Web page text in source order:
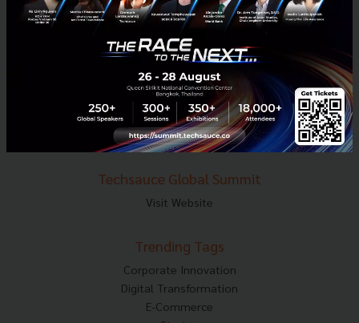
Techsauce Media
About Techsauce
Techsauce Services
Privacy Policy
ส่งบทความ
Techsauce Global Summit
Visit Website
Trending Tags
Corporate Innovation
Digital Transformation
E-Commerce